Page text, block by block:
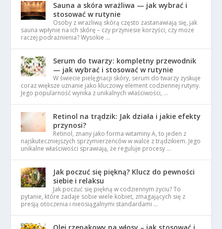
Sauna a skóra wrażliwa — jak wybrać i
stosować w rutynie
Osoby z wrażliwą skórą często zastanawiają się, jak
sauna wpłynie na ich skórę – czy przyniesie korzyści, czy może
raczej podrażnienia? Wysokie …
Serum do twarzy: kompletny przewodnik
— jak wybrać i stosować w rutynie
W świecie pielęgnacji skóry, serum do twarzy zyskuje
coraz większe uznanie jako kluczowy element codziennej rutyny.
Jego popularność wynika z unikalnych właściwości, …
Retinol na trądzik: Jak działa i jakie efekty
przynosi?
Retinol, znany jako forma witaminy A, to jeden z
najskuteczniejszych sprzymierzeńców w walce z trądzikiem. Jego
unikalne właściwości sprawiają, że reguluje procesy …
Jak poczuć się piękną? Klucz do pewności
siebie i relaksu
Jak poczuć się piękną w codziennym życiu? To
pytanie, które zadaje sobie wiele kobiet, zmagających się z
presją otoczenia i nieosiągalnymi standardami …